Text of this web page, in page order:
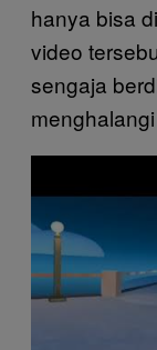
hanya bisa
video
sengaja